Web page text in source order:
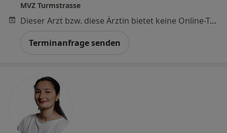
MVZ Turmstrasse
Dieser Arzt bzw. diese Ärztin bietet keine Online-Terminbuchung an diesem Standort an.
Terminanfrage senden